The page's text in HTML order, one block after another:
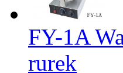
FY-1A
rurek